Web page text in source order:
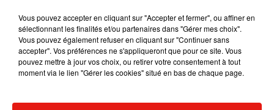
7 août 2026
album après sa tournée mondiale
7 août 2026
Vous pouvez accepter en cliquant sur "Accepter et fermer", ou affiner en
sélectionnant les finalités et/ou partenaires dans "Gérer mes choix".
Vous pouvez également refuser en cliquant sur "Continuer sans
accepter". Vos préférences ne s'appliqueront que pour ce site. Vous
pouvez mettre à jour vos choix, ou retirer votre consentement à tout
moment via le lien "Gérer les cookies" situé en bas de chaque page.